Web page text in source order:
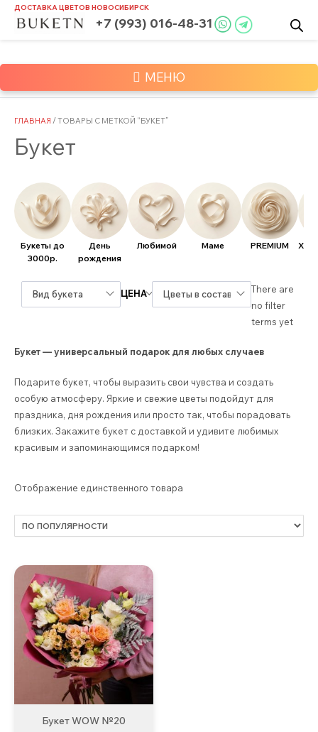
SkipДОСТАВКА ЦВЕТОВ НОВОСИБИРСК
+7 (993) 016-48-31
МЕНЮ
ГЛАВНАЯ / ТОВАРЫ С МЕТКОЙ “БУКЕТ”
Букет
Букеты до
3000р.
День
рождения
Любимой Маме PREMIUM
Вид букета ЦЕНА Цветы в составе
There are
no filter
terms yet
Букет — универсальный подарок для любых случаев
Подарите букет, чтобы выразить свои чувства и создать
особую атмосферу. Яркие и свежие цветы подойдут для
праздника, дня рождения или просто так, чтобы порадовать
близких. Закажите букет с доставкой и удивите любимых
красивым и запоминающимся подарком!
Отображение единственного товара
Букет WOW №20